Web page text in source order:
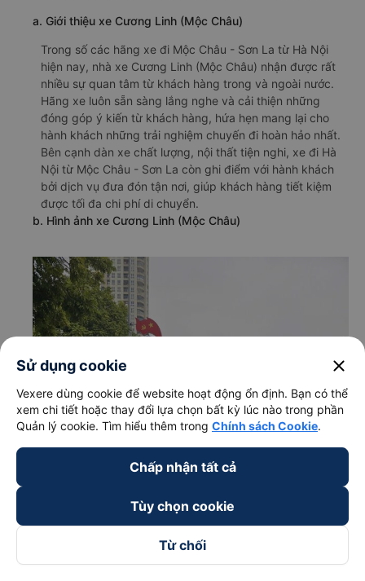
a. Giới thiệu xe Cương Linh (Mộc Châu)
Trong số các hãng xe đi Mộc Châu - Sơn La từ Hà Nội
hiện nay, nhà xe Cương Linh (Mộc Châu) nhận được rất
nhiều sự quan tâm từ khách hàng trong và ngoài nước.
Hãng xe luôn sẵn sàng lắng nghe và cải thiện những
đóng góp ý kiến từ khách hàng, hứa hẹn mang lại cho
hành khách những trải nghiệm chuyến đi hoàn hảo nhất.
Bên cạnh dàn xe chất lượng, nội thất tiện nghi, xe đi Hà
Nội từ Mộc Châu - Sơn La còn ghi điểm với hành khách
bởi dịch vụ đưa đón tận nơi, giúp khách hàng tiết kiệm
được tối đa chi phí di chuyển.
b. Hình ảnh xe Cương Linh (Mộc Châu)
Sử dụng cookie close
Vexere dùng cookie để website hoạt động ổn định. Bạn có thể
xem chi tiết hoặc thay đổi lựa chọn bất kỳ lúc nào trong phần
Quản lý cookie. Tìm hiểu thêm trong Chính sách Cookie.
Chấp nhận tất cả
Tùy chọn cookie
Từ chối